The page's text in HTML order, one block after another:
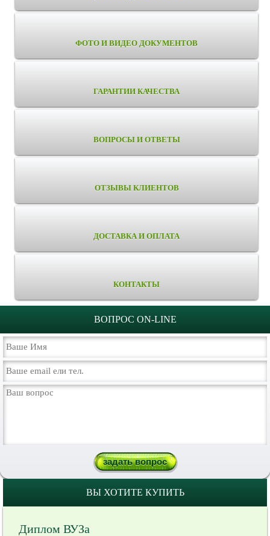
ФОТО И ВИДЕО ДОКУМЕНТОВ
ГАРАНТИИ КАЧЕСТВА
ВОПРОСЫ И ОТВЕТЫ
ОТЗЫВЫ КЛИЕНТОВ
ДОСТАВКА И ОПЛАТА
КОНТАКТЫ
ВОПРОС ON-LINE
ВЫ ХОТИТЕ КУПИТЬ
Диплом ВУЗа